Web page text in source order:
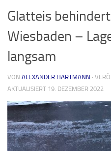
Glatteis
Wiesbaden –
langsam
VON ALEXANDER HARTMANN ·
AKTUALISIERT 19. DEZEMBER 2022